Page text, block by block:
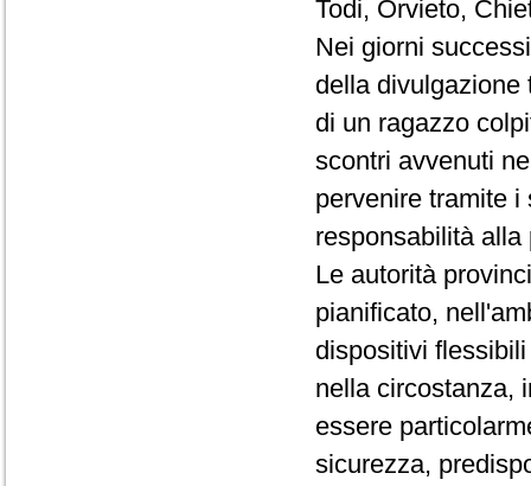
Todi, Orvieto,
Nei giorni
della divulgazione
di un ragazzo
scontri avvenuti
pervenire tramite
responsabilità
Le autorità
pianificato,
dispositivi
nella circostanza,
essere
sicurezza,